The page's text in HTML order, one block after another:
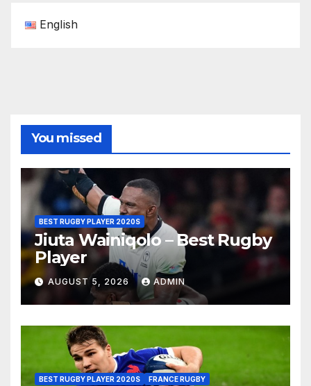
English
You missed
BEST RUGBY PLAYER 2020S
Jiuta Wainiqolo – Best Rugby
Player
AUGUST 5, 2026 ADMIN
BEST RUGBY PLAYER 2020S FRANCE RUGBY